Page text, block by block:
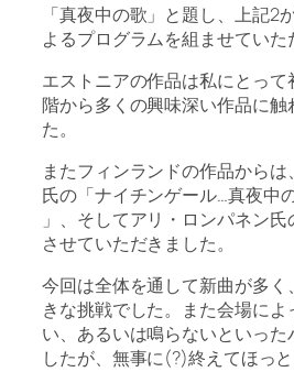
「真夜中の歌」と題し、上記2
よるプログラムを組ませていた
エストニアの作品は私にとっ
階から多くの興味深い作品に触
た。
またフィンランドの作品から
氏の「ナイチンゲール…真夜中
」、そしてアリ・ロンパネン
させていただきました。
今回は全体を通して新曲が多
きな挑戦でした。また会場に
い、あるいは鳴らないといった
したが、無事に(?)終えてほっと